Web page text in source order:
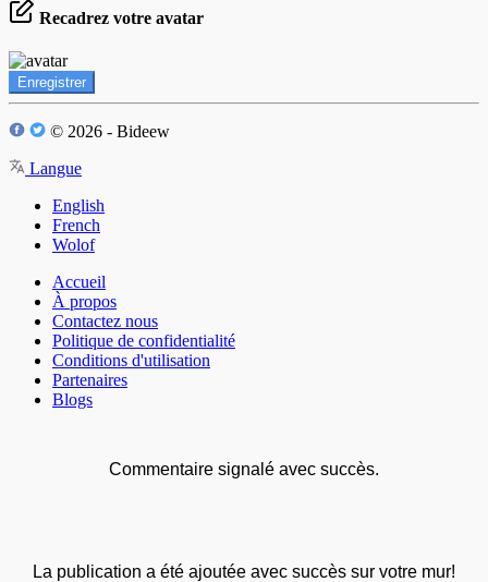
Recadrez votre avatar
Enregistrer
© 2026 - Bideew
Langue
English
French
Wolof
Accueil
À propos
Contactez nous
Politique de confidentialité
Conditions d'utilisation
Partenaires
Blogs
Commentaire signalé avec succès.
La publication a été ajoutée avec succès sur votre mur!